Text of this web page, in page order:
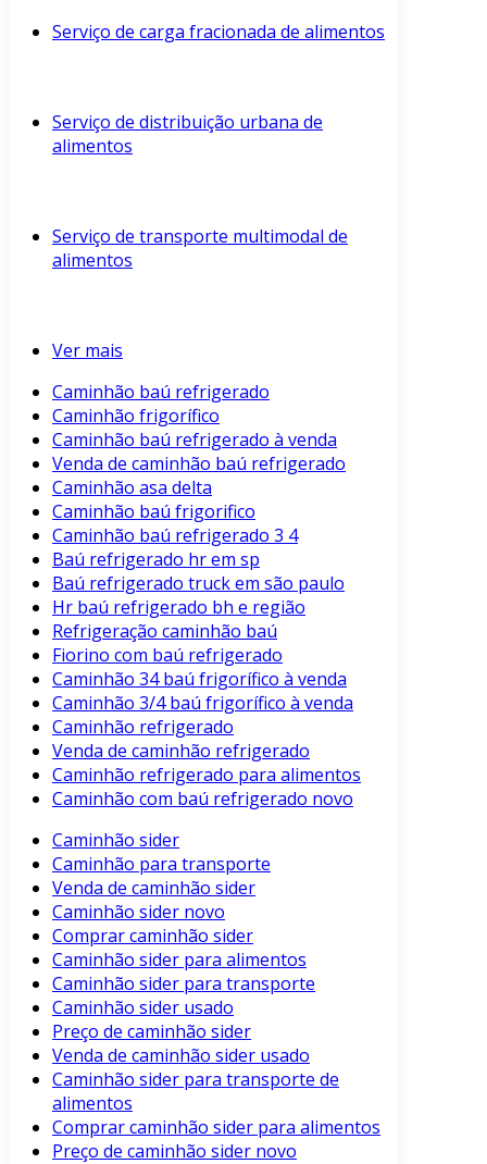
Serviço de carga fracionada de alimentos
Serviço de distribuição urbana de
alimentos
Serviço de transporte multimodal de
alimentos
Ver mais
Caminhão baú refrigerado
Caminhão frigorífico
Caminhão baú refrigerado à venda
Venda de caminhão baú refrigerado
Caminhão asa delta
Caminhão baú frigorifico
Caminhão baú refrigerado 3 4
Baú refrigerado hr em sp
Baú refrigerado truck em são paulo
Hr baú refrigerado bh e região
Refrigeração caminhão baú
Fiorino com baú refrigerado
Caminhão 34 baú frigorífico à venda
Caminhão 3/4 baú frigorífico à venda
Caminhão refrigerado
Venda de caminhão refrigerado
Caminhão refrigerado para alimentos
Caminhão com baú refrigerado novo
Caminhão sider
Caminhão para transporte
Venda de caminhão sider
Caminhão sider novo
Comprar caminhão sider
Caminhão sider para alimentos
Caminhão sider para transporte
Caminhão sider usado
Preço de caminhão sider
Venda de caminhão sider usado
Caminhão sider para transporte de
alimentos
Comprar caminhão sider para alimentos
Preço de caminhão sider novo